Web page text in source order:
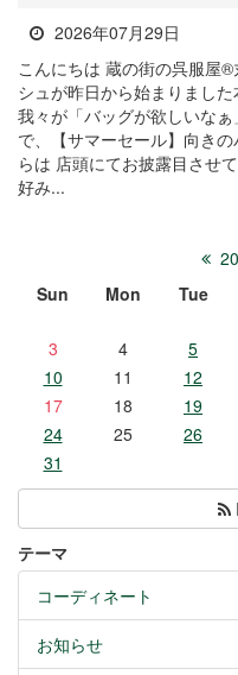
2026年07月29日
こんにちは 蔵の街の呉服屋
シュが昨日から始まりまし
我々が「バッグが欲しいな
で、【サマーセール】向き
らは 店頭にてお披露目させ
好み...
Sun
Mon Tue
3
4 5
10
11 12
17
18 19
24
25 26
31
テーマ
コーディネート
お知らせ